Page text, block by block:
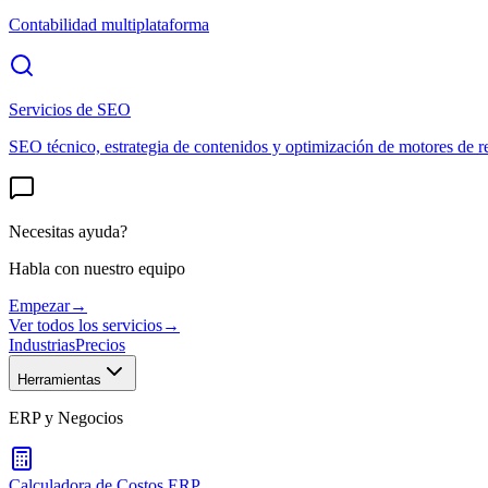
Contabilidad multiplataforma
Servicios de SEO
SEO técnico, estrategia de contenidos y optimización de motores de
Necesitas ayuda?
Habla con nuestro equipo
Empezar→
Ver todos los servicios→
IndustriasPrecios
Herramientas
ERP y Negocios